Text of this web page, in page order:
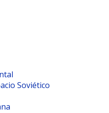
Soviético